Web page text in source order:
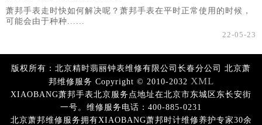
萧邦手表走时快如何解决呢？萧邦手表在平时正常使用的时候，
可能会由于种种......
22-05-23
版权所有：北京精时翡丽钟表维修有限公司长春分公司 北京萧
邦维修服务 Copyright © 2010-2032 XML
XIAOBANG萧邦手表北京服务点地址在北京市东城区东长安街
一号。维修服务电话：400-885-0231
北京萧邦维修服务拥有XIAOBANG萧邦时计维修养护专家30余